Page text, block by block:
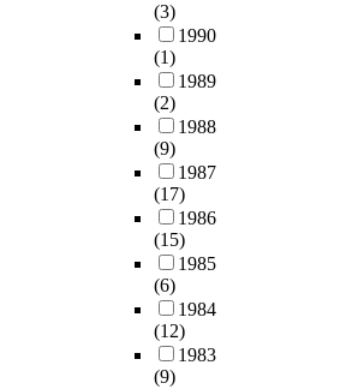
(3)
1990
(1)
1989
(2)
1988
(9)
1987
(17)
1986
(15)
1985
(6)
1984
(12)
1983
(9)